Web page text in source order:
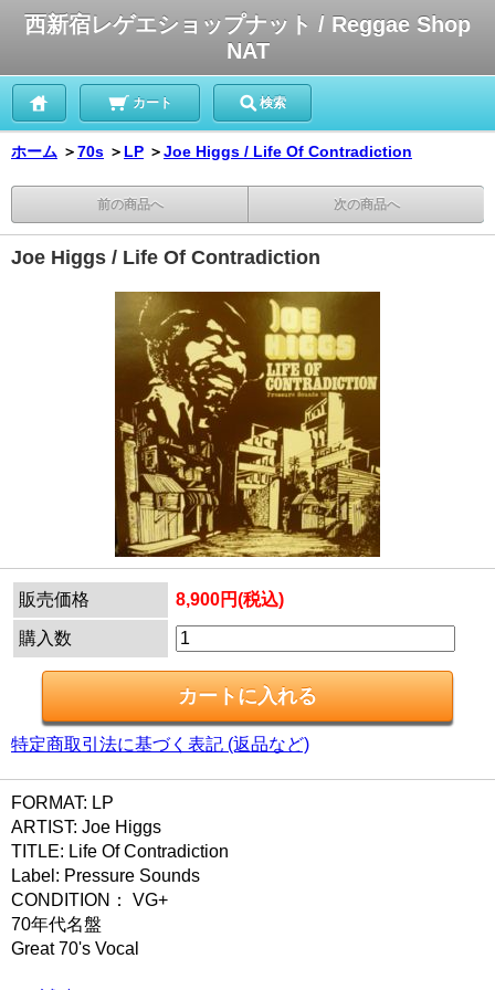
西新宿レゲエショップナット / Reggae Shop
NAT
カート 検索
ホーム ＞70s ＞ LP ＞Joe Higgs / Life Of Contradiction
前の商品へ 次の商品へ
Joe Higgs / Life Of Contradiction
販売価格 8,900円(税込)
購入数
特定商取引法に基づく表記 (返品など)
FORMAT: LP
ARTIST: Joe Higgs
TITLE: Life Of Contradiction
Label: Pressure Sounds
CONDITION： VG+
70年代名盤
Great 70's Vocal